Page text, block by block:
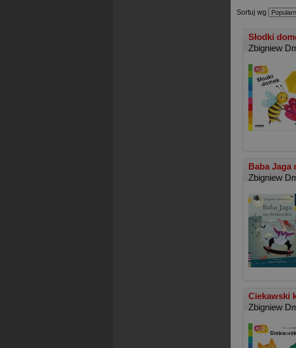
Sortuj wg
Słodki
Zbigniew
Baba Jaga
Zbigniew
Ciekawski
Zbigniew